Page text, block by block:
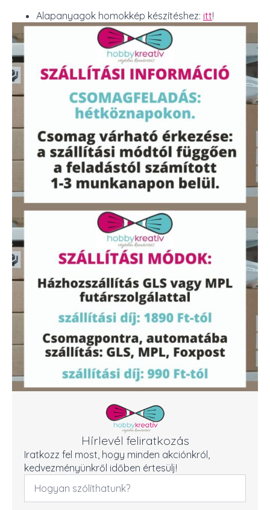
Alapanyagok homokkép készítéshez: itt!
Hírlevél feliratkozás
Iratkozz fel most, hogy minden akciónkról,
kedvezményünkről időben értesülj!
Név